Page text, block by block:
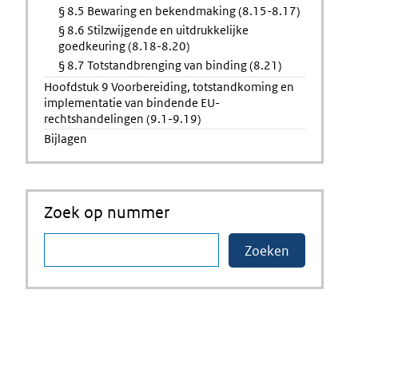
§ 8.5 Bewaring en bekendmaking (8.15-8.17)
§ 8.6 Stilzwijgende en uitdrukkelijke
goedkeuring (8.18-8.20)
§ 8.7 Totstandbrenging van binding (8.21)
Hoofdstuk 9 Voorbereiding, totstandkoming en
implementatie van bindende EU-
rechtshandelingen (9.1-9.19)
Bijlagen
Zoek op nummer